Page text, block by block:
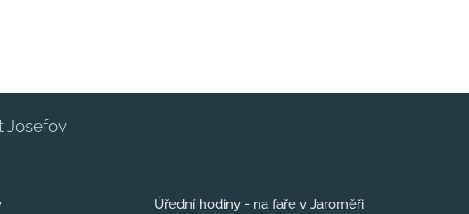
Josefov
Úřední hodiny - na faře v Jaroměři